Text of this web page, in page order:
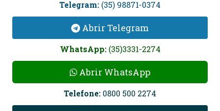
Abrir WhatsApp
Telefone:0800 500 2274
Solicitar Ligação
Telefones Fixos para contato: (35) 3331-
2469 ou (35) 3331-2274
Atendemos de Segunda a Sexta-feira de 08:00
horas as 22:00 horas